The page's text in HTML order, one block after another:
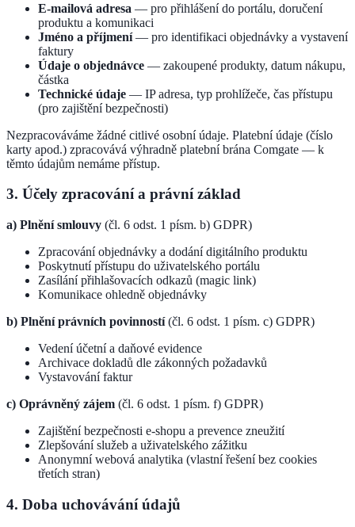
E-mailová adresa — pro přihlášení do portálu, doručení
produktu a komunikaci
Jméno a příjmení— pro identifikaci objednávky a vystavení
faktury
Údaje o objednávce — zakoupené produkty, datum nákupu,
částka
Technické údaje — IP adresa, typ prohlížeče, čas přístupu
(pro zajištění bezpečnosti)
Nezpracováváme žádné citlivé osobní údaje. Platební údaje (číslo
karty apod.) zpracovává výhradně platební brána Comgate — k
těmto údajům nemáme přístup.
3. Účely zpracování a právní základ
a) Plnění smlouvy (čl. 6 odst. 1 písm. b) GDPR)
Zpracování objednávky a dodání digitálního produktu
Poskytnutí přístupu do uživatelského portálu
Zasílání přihlašovacích odkazů (magic link)
Komunikace ohledně objednávky
b) Plnění právních povinností(čl. 6 odst. 1 písm. c) GDPR)
Vedení účetní a daňové evidence
Archivace dokladů dle zákonných požadavků
Vystavování faktur
c) Oprávněný zájem (čl. 6 odst. 1 písm. f) GDPR)
Zajištění bezpečnosti e-shopu a prevence zneužití
Zlepšování služeb a uživatelského zážitku
Anonymní webová analytika (vlastní řešení bez cookies
třetích stran)
4. Doba uchovávání údajů